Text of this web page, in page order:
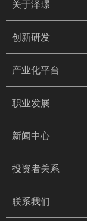
关于泽璟
创新研发
产业化平台
职业发展
新闻中心
投资者关系
联系我们